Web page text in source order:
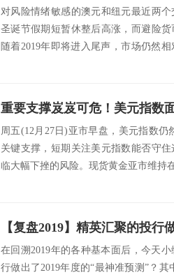
对风险情绪敏感的澳元和纽元最近两
圣诞节假期短暂休整后高涨，而避险
随着2019年即将进入尾声，市场仍然
周五(12月27日)亚市早盘，美元指数仍
关键支撑，短期关注美元指数能否守
临大幅下挫的风险。现货黄金亚市维持
在回溯2019年的各种基本面后，今天
行做出了2019年度的“最神准预测”？